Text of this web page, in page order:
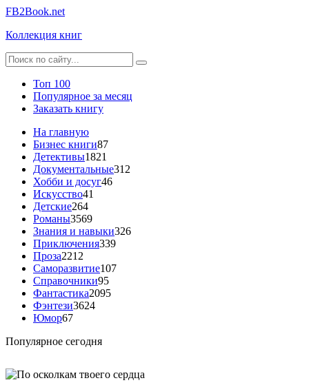
FB2Book.net
Коллекция книг
Топ 100
Популярное за месяц
Заказать книгу
На главную
Бизнес книги87
Детективы1821
Документальные312
Хобби и досуг46
Искусство41
Детские264
Романы3569
Знания и навыки326
Приключения339
Проза2212
Саморазвитие107
Справочники95
Фантастика2095
Фэнтези3624
Юмор67
Популярное сегодня